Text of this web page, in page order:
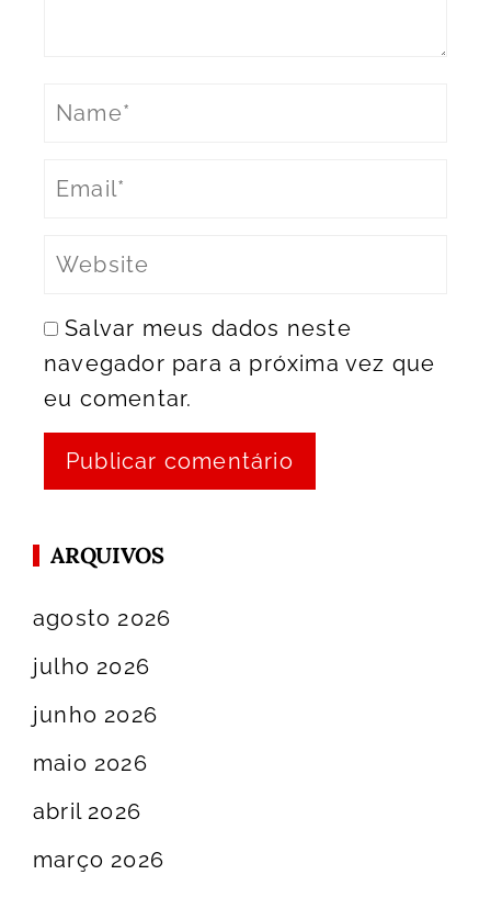
Salvar meus dados neste
navegador para a próxima vez que
eu comentar.
ARQUIVOS
agosto 2026
julho 2026
junho 2026
maio 2026
abril 2026
março 2026